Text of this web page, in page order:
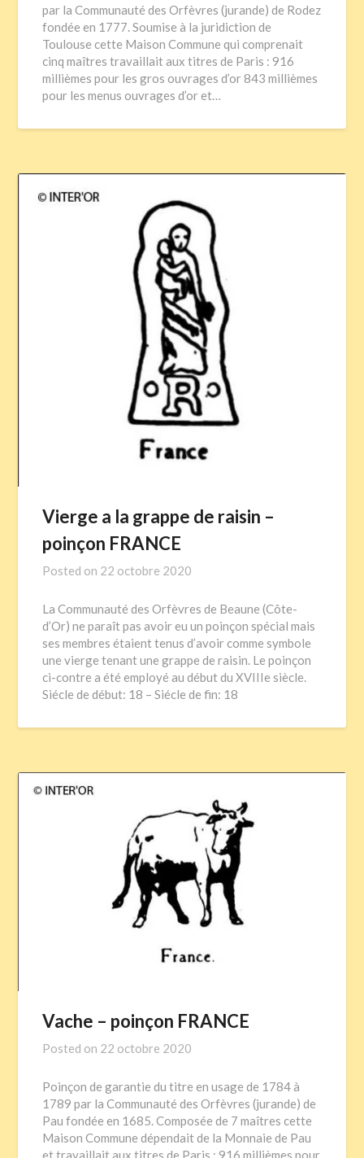
par la Communauté des Orfèvres (jurande) de Rodez
fondée en 1777. Soumise à la juridiction de
Toulouse cette Maison Commune qui comprenait
cinq maîtres travaillait aux titres de Paris : 916
millièmes pour les gros ouvrages d’or 843 millièmes
pour les menus ouvrages d’or et…
Vierge a la grappe de raisin –
poinçon FRANCE
Posted on 22 octobre 2020
La Communauté des Orfèvres de Beaune (Côte-
d’Or) ne paraît pas avoir eu un poinçon spécial mais
ses membres étaient tenus d’avoir comme symbole
une vierge tenant une grappe de raisin. Le poinçon
ci-contre a été employé au début du XVIIIe siècle.
Siécle de début: 18 – Siécle de fin: 18
Vache – poinçon FRANCE
Posted on 22 octobre 2020
Poinçon de garantie du titre en usage de 1784 à
1789 par la Communauté des Orfèvres (jurande) de
Pau fondée en 1685. Composée de 7 maîtres cette
Maison Commune dépendait de la Monnaie de Pau
et travaillait aux titres de Paris : 916 millièmes pour